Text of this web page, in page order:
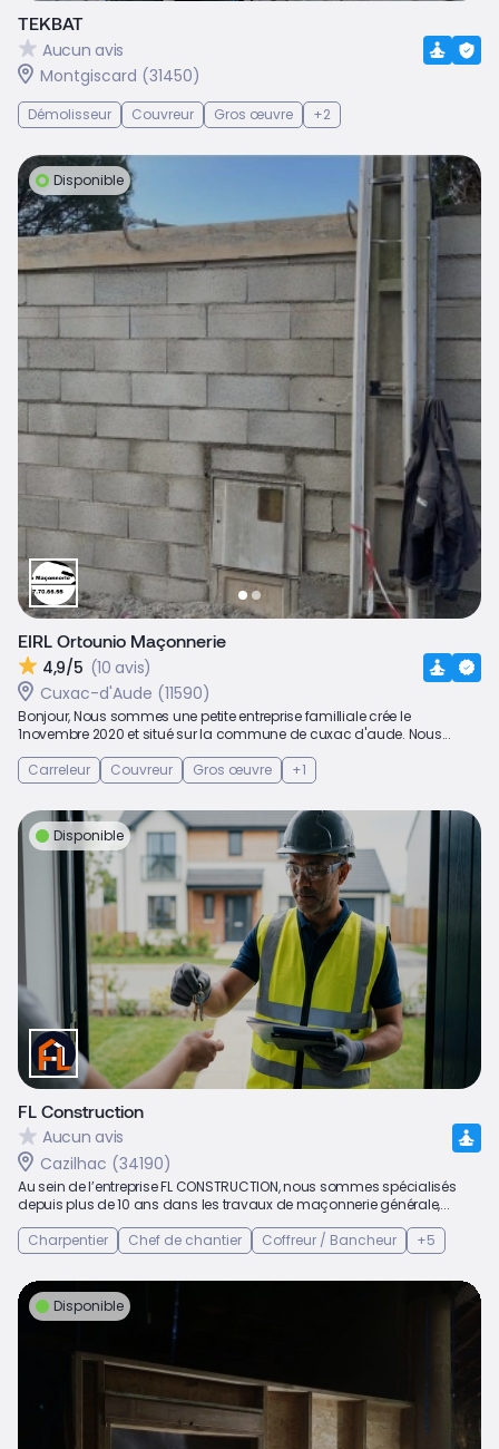
TEKBAT
Aucun avis
Montgiscard (31450)
Démolisseur Couvreur Gros œuvre +2
Disponible
EIRL Ortounio Maçonnerie
4,9/5 (10 avis)
Cuxac-d'Aude (11590)
Bonjour, Nous sommes une petite entreprise familliale crée le
1novembre 2020 et situé sur la commune de cuxac d'aude. Nous...
Carreleur
Couvreur Gros œuvre +1
Disponible
FL Construction
Aucun avis
Cazilhac (34190)
Au sein de l’entreprise FL CONSTRUCTION, nous sommes spécialisés
depuis plus de 10 ans dans les travaux de maçonnerie générale,...
Charpentier
Chef de chantier Coffreur / Bancheur +5
Disponible